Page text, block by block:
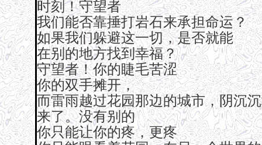
时刻！守望者
我们能否靠捶打岩石来承担命运？
如果我们躲避这一切，是否就能
在别的地方找到幸福？
守望者！你的睫毛苦涩
你的双手摊开，
而雷雨越过花园那边的城市，阴沉
来了。没有别的
你只能让你的疼，更疼